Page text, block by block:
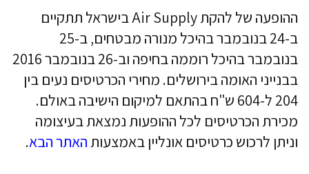
ההופעה של להקת Air Supply בישראל תתקיים
ב-24 בנובמבר בהיכל מנורה מבטחים, ב-25
בנובמבר בהיכל רוממה בחיפה וב-26 בנובמבר 2016
בבנייני האומה בירושלים. מחירי הכרטיסים נעים בין
204 ל-604 ש"ח בהתאם למיקום הישיבה באולם.
מכירת הכרטיסים לכל ההופעות נמצאת בעיצומה
וניתן לרכוש כרטיסים אונליין באמצעותהאתר הבא.